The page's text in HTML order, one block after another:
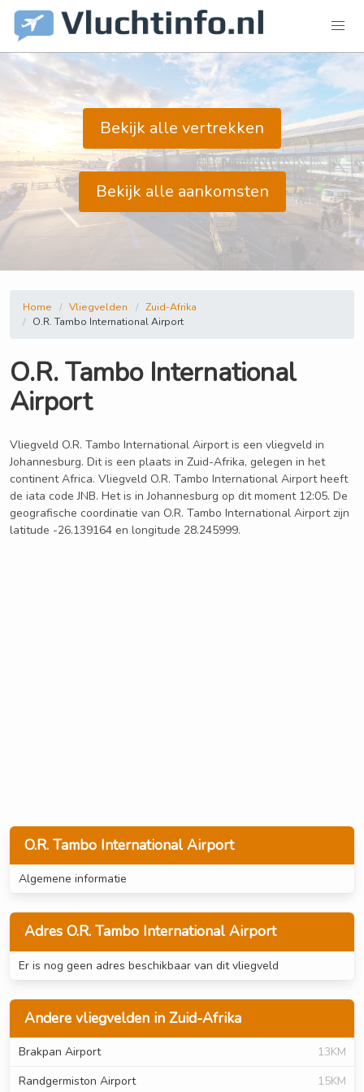
Bekijk alle vertrekken
Bekijk alle aankomsten
O.R. Tambo International Airport
Algemene informatie
Adres O.R. Tambo International Airport
Er is nog geen adres beschikbaar van dit vliegveld
Andere vliegvelden in Zuid-Afrika
Brakpan Airport
13KM
Randgermiston Airport
15KM
Home Vliegvelden
Zuid-Afrika
O.R. Tambo International Airport
O.R. Tambo International
Airport
Vliegveld O.R. Tambo International Airport is een vliegveld in
Johannesburg. Dit is een plaats in Zuid-Afrika, gelegen in het
continent Africa. Vliegveld O.R. Tambo International Airport heeft
de iata code JNB. Het is in Johannesburg op dit moment 12:05. De
geografische coordinatie van O.R. Tambo International Airport zijn
latitude -26.139164 en longitude 28.245999.